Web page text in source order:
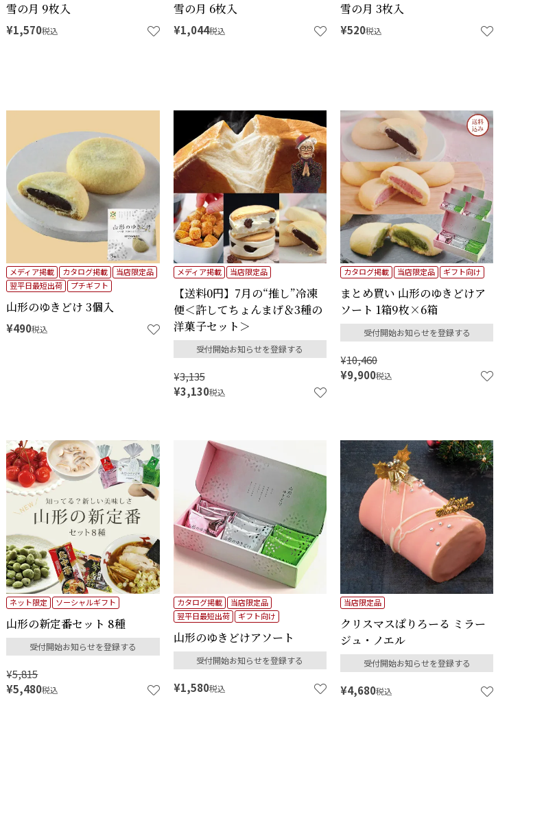
雪の月 9枚入
¥1,570税込
雪の月 6枚入
¥1,044税込
雪の月 3枚入
¥520税込
山形のゆきどけ 3個入
メディア掲載 カタログ掲載
当店限定品
翌平日最短出荷
プチギフト
¥490税込
【送料0円】7月の“推し”冷凍
便＜許してちょんまげ＆3種の
洋菓子セット＞
メディア掲載 当店限定品
受付開始お知らせを登録する
¥3,135
¥3,130税込
まとめ買い 山形のゆきどけア
ソート 1箱9枚×6箱
カタログ掲載 当店限定品 ギフト向け
受付開始お知らせを登録する
¥10,460
¥9,900税込
山形の新定番セット 8種
ネット限定 ソーシャルギフト
受付開始お知らせを登録する
¥5,815
¥5,480税込
山形のゆきどけアソート
カタログ掲載
当店限定品
翌平日最短出荷
ギフト向け
受付開始お知らせを登録する
¥1,580税込
クリスマスぱりろーる ミラー
ジュ・ノエル
当店限定品
受付開始お知らせを登録する
¥4,680税込